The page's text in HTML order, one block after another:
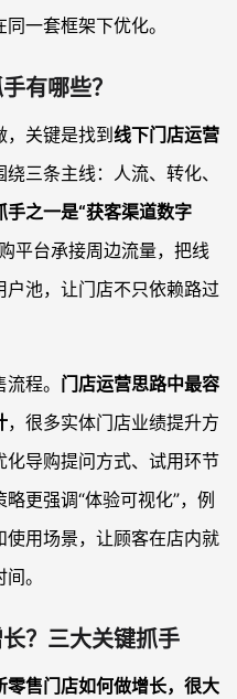
一套框架下优化。
有哪些？
关键是找到线下门店运营
三条主线：人流、转化、
手之一是“获客渠道数字
平台承接周边流量，把线
池，让门店不只依赖路过
程。 门店运营思路中最容
，很多实体门店业绩提升方
导购提问方式、试用环节
更强调“体验可视化”，例
用场景，让顾客在店内就
。
？三大关键抓手
零售门店如何做增长，很大